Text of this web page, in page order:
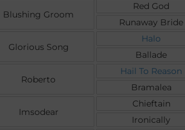
Blushing Groom
Glorious Song
Roberto
Imsodear
Red God
Runaway Bride
Halo
Ballade
Hail To Reason
Bramalea
Chieftain
Ironically